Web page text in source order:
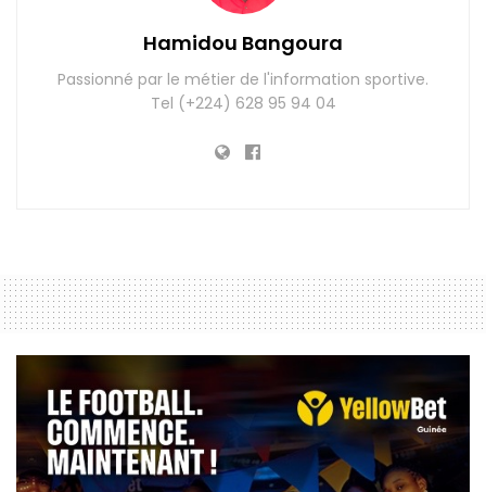
Hamidou Bangoura
Passionné par le métier de l'information sportive.
Tel (+224) 628 95 94 04